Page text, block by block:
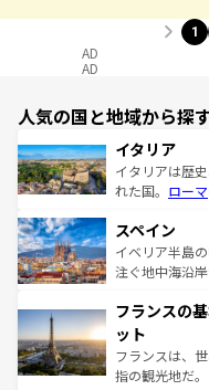
1
AD
AD
人気の国と地域から探
イタリア
イタリアは歴
れた国。 ローマ
ろん、トスカ
景など、自然
ピザやパスタ
ませてくれる
なお、新着のイ
しい。
スペイン
イベリア半島
注ぐ地中海沿
文化が根付く
れる闘牛、そ
る。首都マド
アートに溢れ
フランスの
ット
フランスは、
指の観光地だ